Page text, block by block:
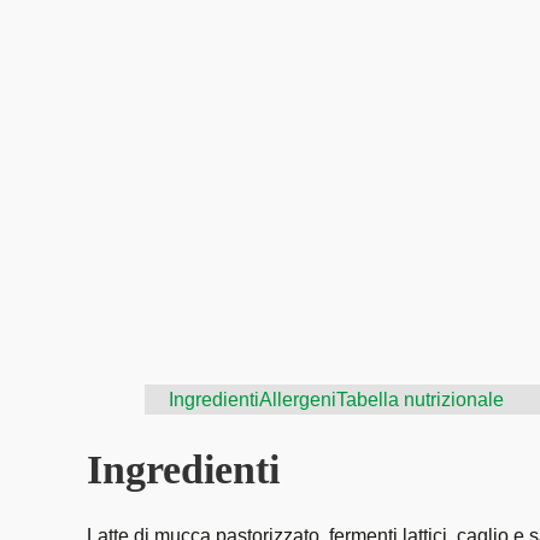
IngredientiAllergeniTabella nutrizionale
Ingredienti
Latte di mucca pastorizzato, fermenti lattici, caglio e